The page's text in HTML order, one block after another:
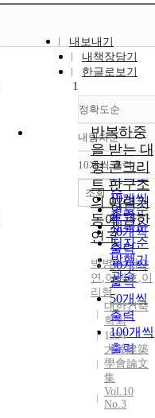
내보내기
내책장담기
한글로보기
정확도순
정확도
순
인기도
순
연도순
제목순
저자순
발행기
관순
내림차순
내림차
10개씩 출력
10개씩
출력
20개씩
출력
30개씩
출력
50개씩
출력
100개씩
출력
조회
1
반복하중
을 받는 대
형 콘크리
트 판구조
의 이력거
동에 관한
연구
박병순,서수
연 ,이원호,이
리형
대한건축
학회
1994
大韓建築
學會論文
集
Vol.10
No.3